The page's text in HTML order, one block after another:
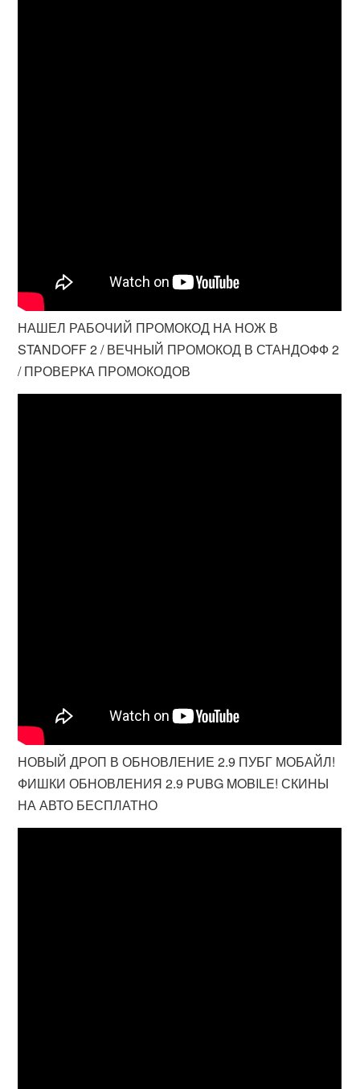
НАШЕЛ РАБОЧИЙ ПРОМОКОД НА НОЖ В
STANDOFF 2 / ВЕЧНЫЙ ПРОМОКОД В СТАНДОФФ 2
/ ПРОВЕРКА ПРОМОКОДОВ
НОВЫЙ ДРОП В ОБНОВЛЕНИЕ 2.9 ПУБГ МОБАЙЛ!
ФИШКИ ОБНОВЛЕНИЯ 2.9 PUBG MOBILE! СКИНЫ
НА АВТО БЕСПЛАТНО